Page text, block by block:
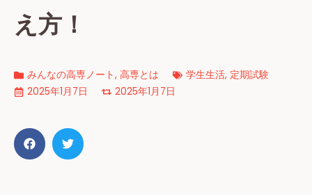
え方！
みんなの高専ノート, 高専とは 学生生活, 定期試験
2025年1月7日
2025年1月7日